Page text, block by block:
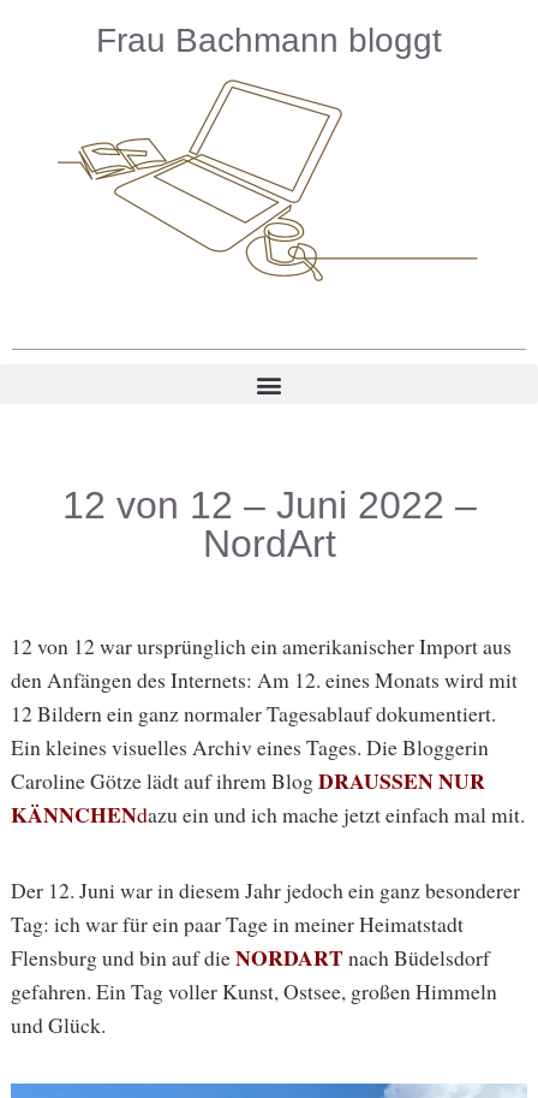
Frau Bachmann bloggt
12 von 12 – Juni 2022 –
NordArt
12 von 12 war ursprünglich ein amerikanischer Import aus
den Anfängen des Internets: Am 12. eines Monats wird mit
12 Bildern ein ganz normaler Tagesablauf dokumentiert.
Ein kleines visuelles Archiv eines Tages. Die Bloggerin
Caroline Götze lädt auf ihrem BlogDRAUSSEN NUR
KÄNNCHENdazu ein und ich mache jetzt einfach mal mit.
Der 12. Juni war in diesem Jahr jedoch ein ganz besonderer
Tag: ich war für ein paar Tage in meiner Heimatstadt
Flensburg und bin auf dieNORDARTnach Büdelsdorf
gefahren. Ein Tag voller Kunst, Ostsee, großen Himmeln
und Glück.